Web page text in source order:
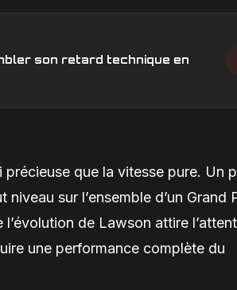
son retard technique en
que la vitesse pure. Un
sur l’ensemble d’un Grand
de Lawson attire
une performance complète du